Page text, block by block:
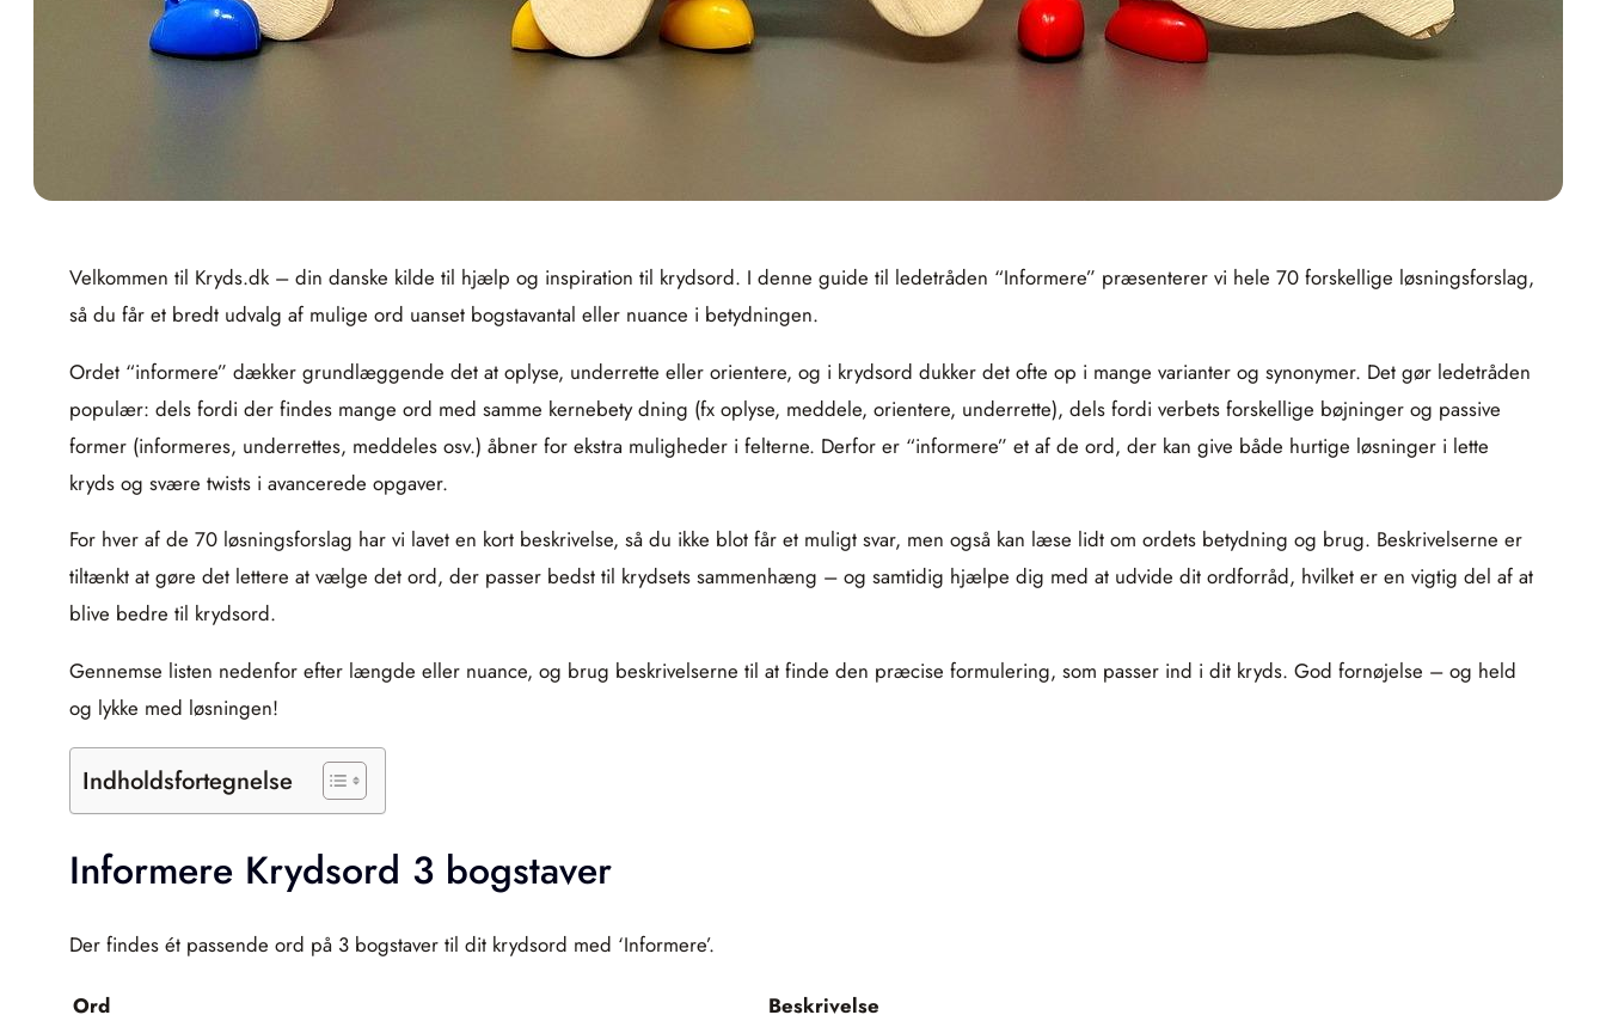
Velkommen til Kryds.dk – din danske kilde til hjælp og inspiration til krydsord. I denne guide til ledetråden “Informere” præsenterer vi hele 70 forskellige løsningsforslag,
så du får et bredt udvalg af mulige ord uanset bogstavantal eller nuance i betydningen.
Ordet “informere” dækker grundlæggende det at oplyse, underrette eller orientere, og i krydsord dukker det ofte op i mange varianter og synonymer. Det gør ledetråden
populær: dels fordi der findes mange ord med samme kernebety dning (fx oplyse, meddele, orientere, underrette), dels fordi verbets forskellige bøjninger og passive
former (informeres, underrettes, meddeles osv.) åbner for ekstra muligheder i felterne. Derfor er “informere” et af de ord, der kan give både hurtige løsninger i lette
kryds og svære twists i avancerede opgaver.
For hver af de 70 løsningsforslag har vi lavet en kort beskrivelse, så du ikke blot får et muligt svar, men også kan læse lidt om ordets betydning og brug. Beskrivelserne er
tiltænkt at gøre det lettere at vælge det ord, der passer bedst til krydsets sammenhæng – og samtidig hjælpe dig med at udvide dit ordforråd, hvilket er en vigtig del af at
blive bedre til krydsord.
Gennemse listen nedenfor efter længde eller nuance, og brug beskrivelserne til at finde den præcise formulering, som passer ind i dit kryds. God fornøjelse – og held
og lykke med løsningen!
Indholdsfortegnelse
Informere Krydsord 3 bogstaver
Der findes ét passende ord på 3 bogstaver til dit krydsord med ‘Informere’.
Ord Beskrivelse